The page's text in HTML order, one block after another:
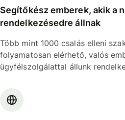
Segítőkész emberek, akik a
rendelkezésedre állnak
Több mint 1000 csalás elleni
folyamatosan elérhető, valós
ügyfélszolgálattal állunk